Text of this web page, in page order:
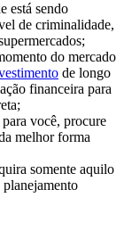
está sendo
de criminalidade,
do mercado
de longo
financeira para
você, procure
melhor forma
somente aquilo
planejamento